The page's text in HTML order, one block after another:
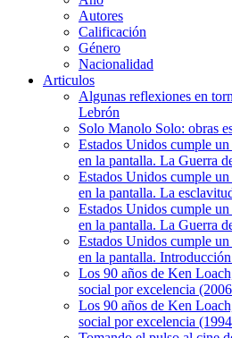
Autores
Calificación
Género
Nacionalidad
Articulos
Algunas reflexiones en
Lebrón
Solo Manolo Solo: obras
Estados Unidos cumple
en la pantalla. La Guerra
Estados Unidos cumple
en la pantalla. La
Estados Unidos cumple
en la pantalla. La Guerra
Estados Unidos cumple
en la pantalla.
Los 90 años de Ken
social por excelencia
Los 90 años de Ken
social por excelencia